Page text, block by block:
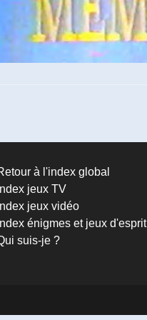
à l'index global
Index jeux TV
Index jeux vidéo
Index énigmes et jeux d'esprit
suis-je ?